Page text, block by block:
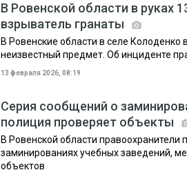
В Ровенской области в руках
взрыватель гранаты
В Ровенские области в селе Колоденко
неизвестный предмет. Об инциденте
13 февраля 2026, 08:19
Серия сообщений о
полиция проверяет объекты
В Ровенской области
заминированиях учебных заведений,
объектов